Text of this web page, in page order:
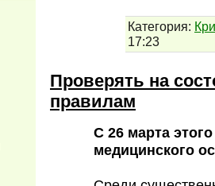
Категория:
17:23
Проверять на
правилам
С 26 марта
медицинского